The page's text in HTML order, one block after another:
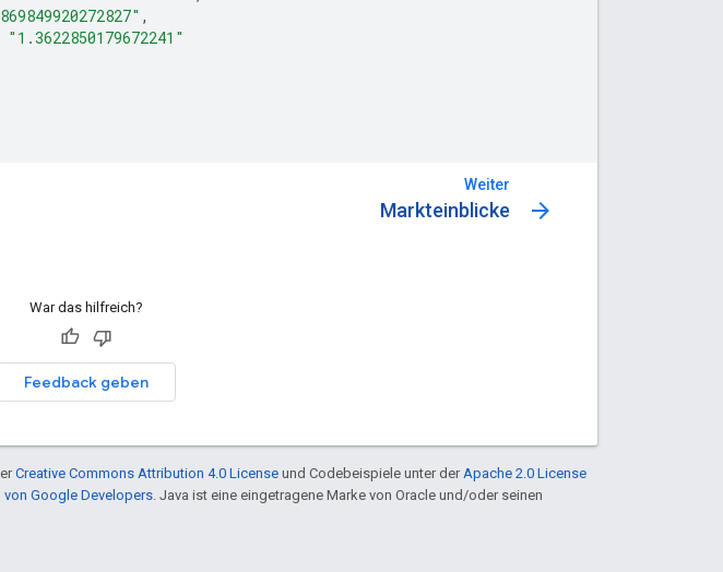
,
"1.3622850179672241"
Weiter
Markteinblicke arrow_forward
War das hilfreich?
Feedback geben
Creative Commons Attribution 4.0 License und Codebeispiele unter der Apache 2.0 License
Google Developers . Java ist eine eingetragene Marke von Oracle und/oder seinen